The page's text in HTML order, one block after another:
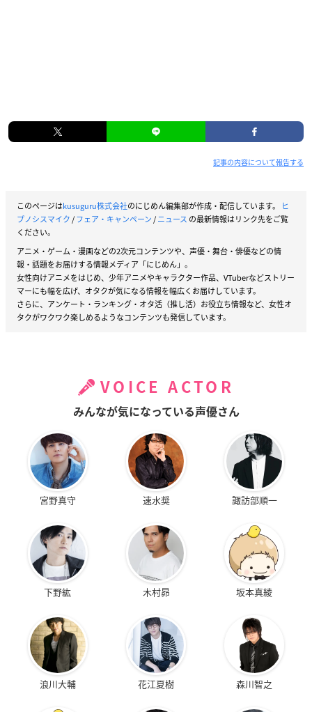
記事の内容について報告する
このページはkusuguru株式会社のにじめん編集部が作成・配信しています。
ヒ
プノシスマイク/フェア・キャンペーン/ニュース の最新情報はリンク先をご覧
ください。
アニメ・ゲーム・漫画などの2次元コンテンツや、声優・舞台・俳優などの情
報・話題をお届けする情報メディア「にじめん」。
女性向けアニメをはじめ、少年アニメやキャラクター作品、VTuberなどストリー
マーにも幅を広げ、オタクが気になる情報を幅広くお届けしています。
さらに、アンケート・ランキング・オタ活（推し活）お役立ち情報など、女性オ
タクがワクワク楽しめるようなコンテンツも発信しています。
VOICE ACTOR
みんなが気になっている声優さん
宮野真守 速水奨 諏訪部順一
下野紘 木村昴 坂本真綾
浪川大輔 花江夏樹 森川智之